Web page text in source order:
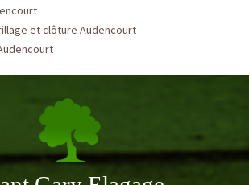
et clôture Audencourt